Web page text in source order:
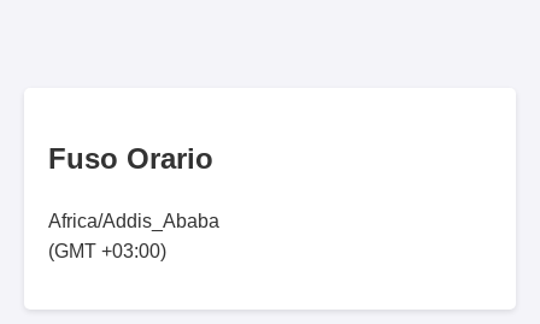
Fuso Orario
Africa/Addis_Ababa
(GMT +03:00)